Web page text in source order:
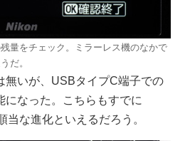
量をチェック。ミラーレス機のなかで
だ。
いが、USBタイプC端子での
になった。こちらもすでに
当な進化といえるだろう。